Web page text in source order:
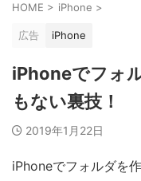
HOME > iPhone >
広告 iPhone
iPhoneでフォ
もない裏技！
2019年1月22日
iPhoneでフォルダを